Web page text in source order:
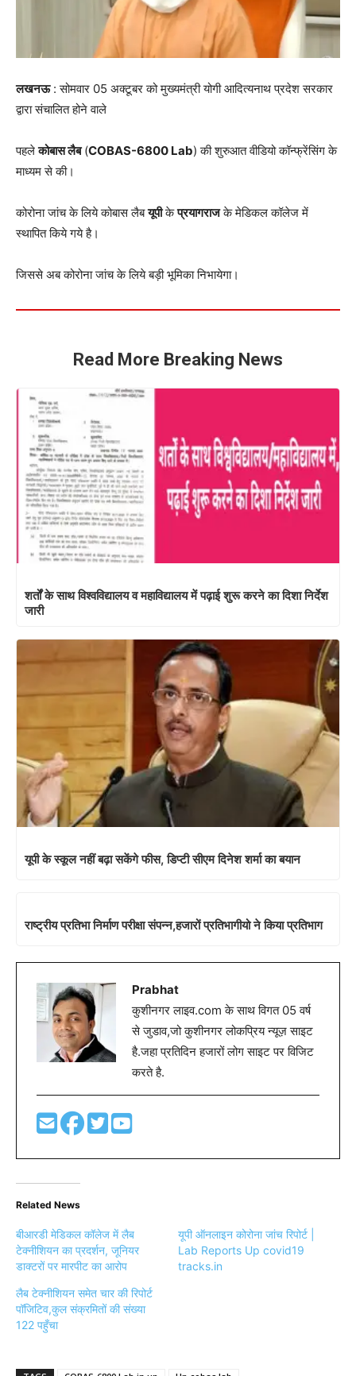
लखनऊ: सोमवार 05 अक्टूबर को मुख्यमंत्री योगी आदित्यनाथ प्रदेश सरकार
द्वारा संचालित होने वाले
पहलेकोबास लैब(COBAS-6800 Lab) की शुरुआत वीडियो कॉन्फ्रेंसिंग के
माध्यम से की।
कोरोना जांच के लिये कोबास लैबयूपीकेप्रयागराजके मेडिकल कॉलेज में
स्थापित किये गये है।
जिससे अब कोरोना जांच के लिये बड़ी भूमिका निभायेगा।
Read More Breaking News
शर्तों के साथ विश्वविद्यालय व महाविद्यालय में पढ़ाई शुरू करने का दिशा निर्देश
जारी
यूपी के स्कूल नहीं बढ़ा सकेंगे फीस, डिप्टी सीएम दिनेश शर्मा का बयान
राष्ट्रीय प्रतिभा निर्माण परीक्षा संपन्न,हजारों प्रतिभागीयो ने किया प्रतिभाग
Prabhat
कुशीनगर लाइव.com के साथ विगत 05 वर्ष
से जुडाव,जो कुशीनगर लोकप्रिय न्यूज़ साइट
है.जहा प्रतिदिन हजारों लोग साइट पर विजिट
करते है.
Related News
बीआरडी मेडिकल कॉलेज में लैब
टेक्नीशियन का प्रदर्शन, जूनियर
डाक्टरों पर मारपीट का आरोप
यूपी ऑनलाइन कोरोना जांच रिपोर्ट |
Lab Reports Up covid19
tracks.in
लैब टेक्नीशियन समेत चार की रिपोर्ट
पॉजिटिव,कुल संक्रमितों की संख्या
122 पहुँचा